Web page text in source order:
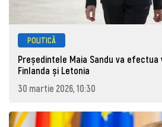
POLITICĂ
Președintele Maia Sandu va
Finlanda și Letonia
30 martie 2026, 10:30